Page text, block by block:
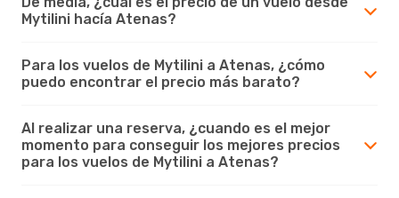
Mytilini hacía Atenas?
Para los vuelos de Mytilini a Atenas, ¿cómo
puedo encontrar el precio más barato?
Al realizar una reserva, ¿cuando es el mejor
momento para conseguir los mejores precios
para los vuelos de Mytilini a Atenas?